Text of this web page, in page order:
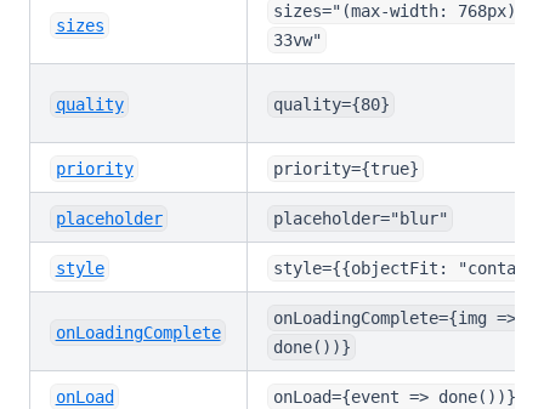
sizes
sizes="(max-width: 768px)
33vw"
quality quality={80}
priority priority={true}
placeholder placeholder="blur"
style style={{objectFit:
onLoadingComplete
onLoadingComplete={img =>
done())}
onLoad onLoad={event => done())}